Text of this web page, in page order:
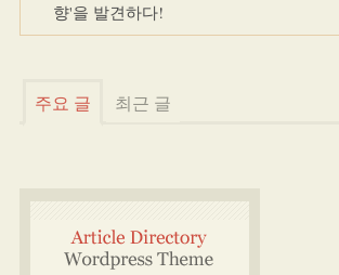
향'을 발견하다!
주요 글 최근 글